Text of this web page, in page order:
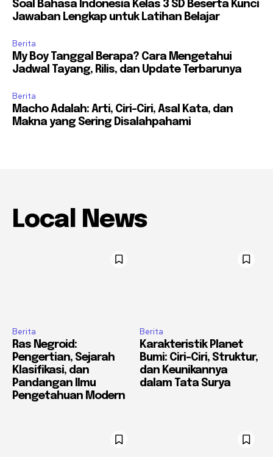
Soal Bahasa Indonesia Kelas 3 SD Beserta Kunci
Jawaban Lengkap untuk Latihan Belajar
Berita
My Boy Tanggal Berapa? Cara Mengetahui
Jadwal Tayang, Rilis, dan Update Terbarunya
Berita
Macho Adalah: Arti, Ciri-Ciri, Asal Kata, dan
Makna yang Sering Disalahpahami
Local News
Berita
Ras Negroid:
Pengertian, Sejarah
Klasifikasi, dan
Pandangan Ilmu
Pengetahuan Modern
Berita
Karakteristik Planet
Bumi: Ciri-Ciri, Struktur,
dan Keunikannya
dalam Tata Surya